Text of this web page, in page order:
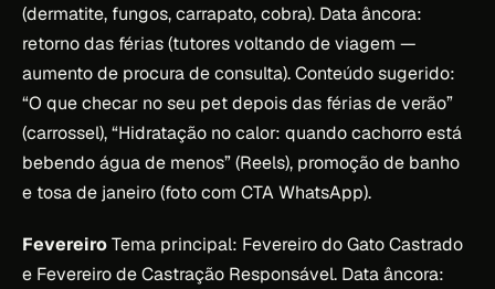
(dermatite, fungos, carrapato, cobra). Data âncora:
retorno das férias (tutores voltando de viagem —
aumento de procura de consulta). Conteúdo sugerido:
“O que checar no seu pet depois das férias de verão”
(carrossel), “Hidratação no calor: quando cachorro está
bebendo água de menos” (Reels), promoção de banho
e tosa de janeiro (foto com CTA WhatsApp).
FevereiroTema principal: Fevereiro do Gato Castrado
e Fevereiro de Castração Responsável. Data âncora: